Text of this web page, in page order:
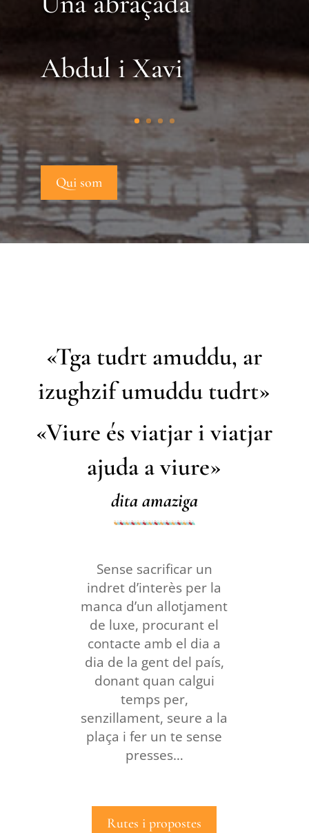
Abdul i Xavi
Qui som
«Tga tudrt amuddu, ar
izughzif umuddu tudrt»
«Viure és viatjar i viatjar
ajuda a viure»
dita amaziga
Sense sacrificar un
indret d’interès per la
manca d’un allotjament
de luxe, procurant el
contacte amb el dia a
dia de la gent del país,
donant quan calgui
temps per,
senzillament, seure a la
plaça i fer un te sense
presses…
Rutes i propostes